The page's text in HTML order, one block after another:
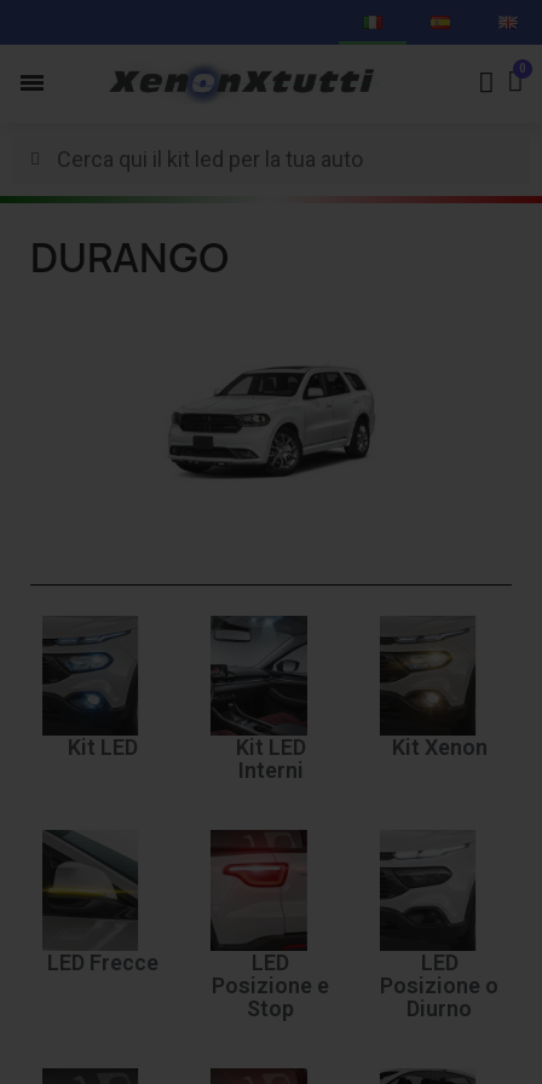
DURANGO
Kit LED
Kit LED
Interni
Kit Xenon
LED Frecce
LED
Posizione e
Stop
LED
Posizione o
Diurno